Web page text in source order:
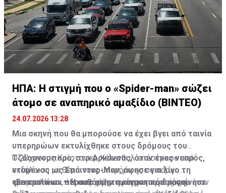
ΗΠΑ: Η στιγμή που ο «Spider-man» σώζει
άτομο σε αναπηρικό αμαξίδιο (ΒΙΝΤΕΟ)
24.07.2026 13:28
Μια σκηνή που θα μπορούσε να έχει βγει από ταινία
υπερηρώων εκτυλίχθηκε στους δρόμους του
Τζόουνσμπορο, στο Αρκάνσας, όταν ένας νεαρός,
ντυμένος ως Σπάιντερ-Μαν, άφησε για λίγο τη
φαντασία και πέρασε στην πραγματική δράση,
Ο 20χρονος Κρίστοφερ Χέλενθαλ επέστρεφε από
εκδήλωση με θέμα τους υπερήρωες σε πάρκο
τραμπολίνων, όπου εργάζεται, όταν παρατήρησε έναν
«Σε κρατάω» – Η αυθόρμητη κίνηση που συγκίνησε